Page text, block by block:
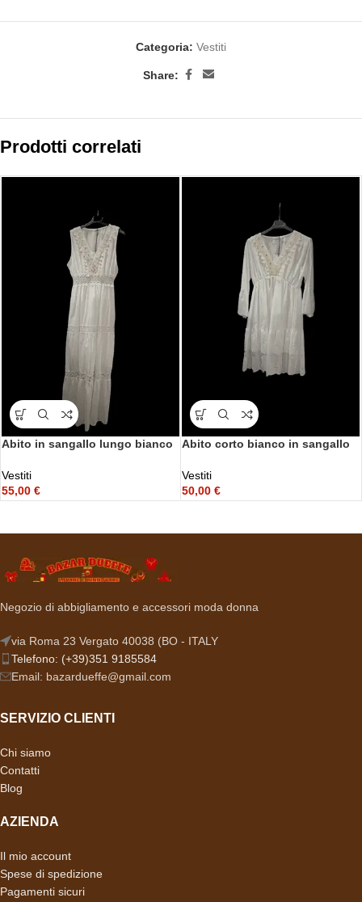
Categoria: Vestiti
Share:
Prodotti correlati
Abito in sangallo lungo bianco
Vestiti
55,00 €
Abito corto bianco in sangallo
Vestiti
50,00 €
Negozio di abbigliamento e accessori moda donna
via Roma 23 Vergato 40038 (BO - ITALY
Telefono: (+39)351 9185584
Email: bazardueffe@gmail.com
SERVIZIO CLIENTI
Chi siamo
Contatti
Blog
AZIENDA
Il mio account
Spese di spedizione
Pagamenti sicuri